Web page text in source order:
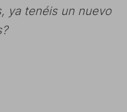
ya tenéis un nuevo